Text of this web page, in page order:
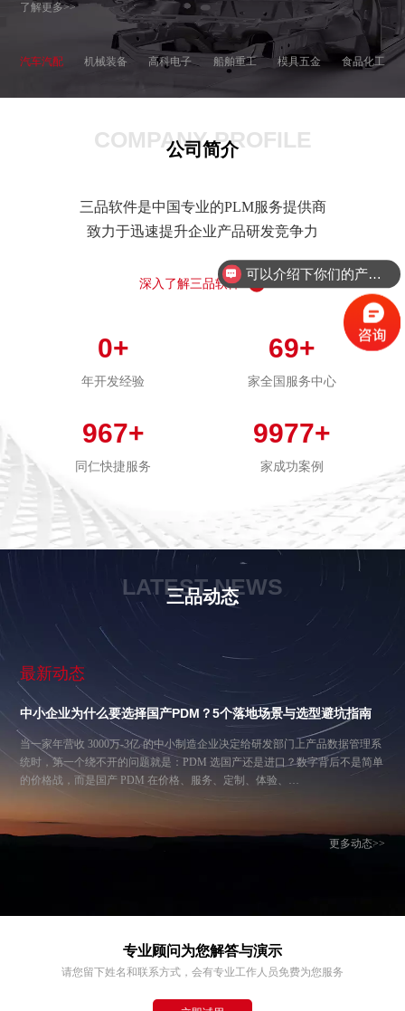
了解更多>>
汽车汽配 机械装备 高科电子 船舶重工 模具五金 食品化工
COMPANY PROFILE
公司简介
三品软件是中国专业的PLM服务提供商
致力于迅速提升企业产品研发竞争力
深入了解三品软件
0+
年开发经验
69+
家全国服务中心
967+
同仁快捷服务
9977+
家成功案例
LATEST NEWS
三品动态
最新动态
中小企业为什么要选择国产PDM？5个落地场景与选型避坑指南
当一家年营收 3000万-3亿 的中小制造企业决定给研发部门上产品数据管理系
统时，第一个绕不开的问题就是：PDM 选国产还是进口？数字背后不是简单
的价格战，而是国产 PDM 在价格、服务、定制、体验、…
更多动态>>
专业顾问为您解答与演示
请您留下姓名和联系方式，会有专业工作人员免费为您服务
可以介绍下你们的产品么？